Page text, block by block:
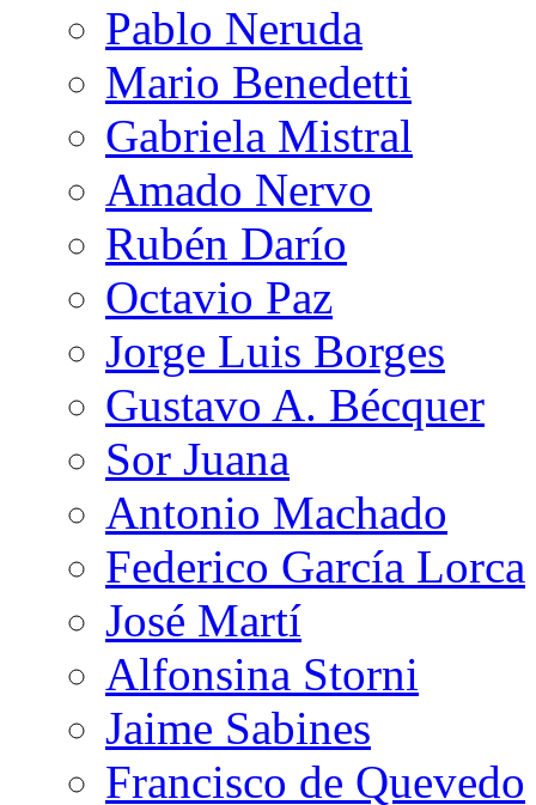
Pablo Neruda
Mario Benedetti
Gabriela Mistral
Amado Nervo
Rubén Darío
Octavio Paz
Jorge Luis Borges
Gustavo A. Bécquer
Sor Juana
Antonio Machado
Federico García Lorca
José Martí
Alfonsina Storni
Jaime Sabines
Francisco de Quevedo